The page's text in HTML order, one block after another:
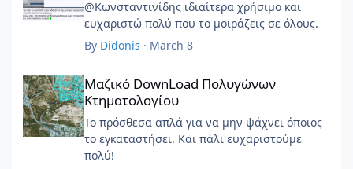
@Κωνσταντινίδης ιδιαίτερα χρήσιμο και
ευχαριστώ πολύ που το μοιράζεις σε όλους.
By Didonis · March 8
Μαζικό DownLoad Πολυγώνων Κτηματολογίου
Μαζικό DownLoad Πολυγώνων
Κτηματολογίου
Το πρόσθεσα απλά για να μην ψάχνει όποιος
το εγκαταστήσει. Και πάλι ευχαριστούμε
πολύ!